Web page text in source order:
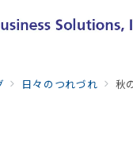
日々のつれづれ 秋